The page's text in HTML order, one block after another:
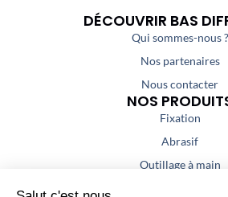
DÉCOUVRIR BAS
Qui sommes-nous ?
Nos partenaires
Nous contacter
NOS
Fixation
Abrasif
Outillage à main